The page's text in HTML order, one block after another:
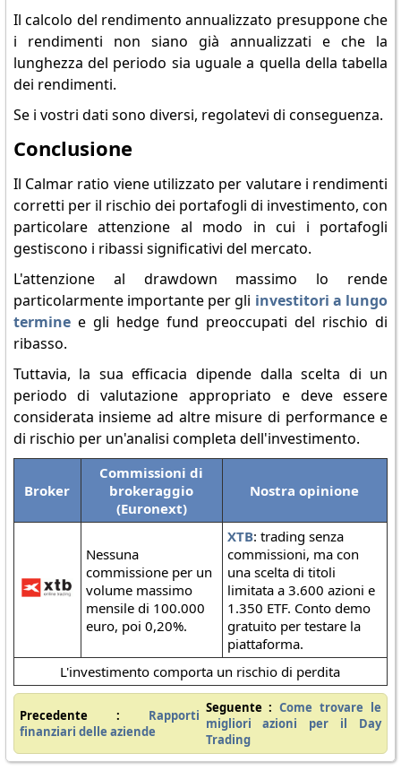
Il calcolo del rendimento annualizzato presuppone che
i rendimenti non siano già annualizzati e che la
lunghezza del periodo sia uguale a quella della tabella
dei rendimenti.
Se i vostri dati sono diversi, regolatevi di conseguenza.
Conclusione
Il Calmar ratio viene utilizzato per valutare i rendimenti
corretti per il rischio dei portafogli di investimento, con
particolare attenzione al modo in cui i portafogli
gestiscono i ribassi significativi del mercato.
L'attenzione al drawdown massimo lo rende
particolarmente importante per gli investitori a lungo
terminee gli hedge fund preoccupati del rischio di
ribasso.
Tuttavia, la sua efficacia dipende dalla scelta di un
periodo di valutazione appropriato e deve essere
considerata insieme ad altre misure di performance e
di rischio per un'analisi completa dell'investimento.
Broker
Commissioni di
brokeraggio
(Euronext)
Nostra opinione
Nessuna
commissione per un
volume massimo
mensile di 100.000
euro, poi 0,20%.
XTB: trading senza
commissioni, ma con
una scelta di titoli
limitata a 3.600 azioni e
1.350 ETF. Conto demo
gratuito per testare la
piattaforma.
L'investimento comporta un rischio di perdita
Precedente : Rapporti
finanziari delle aziende
Seguente :Come trovare le
migliori azioni per il Day
Trading